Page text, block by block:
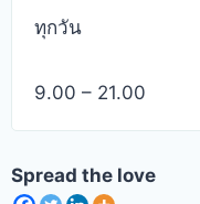
ทุกวัน
9.00 – 21.00
Spread the love